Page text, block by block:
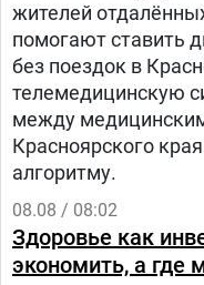
жителей
помогают ставить
без поездок в
телемедицинскую
между
Красноярского
алгоритму.
08.08 / 08:02
Здоровье как
экономить, а где